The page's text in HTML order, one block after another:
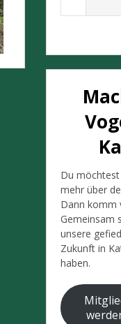
Du
mehr über
Dann komm
Gemeinsam
unsere
Zukunft in
haben.